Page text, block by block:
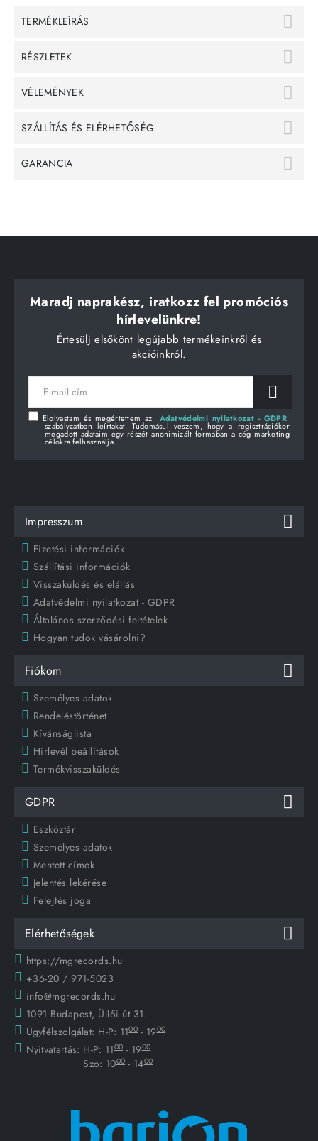
TERMÉKLEÍRÁS
RÉSZLETEK
VÉLEMÉNYEK
SZÁLLÍTÁS ÉS ELÉRHETŐSÉG
GARANCIA
Maradj naprakész, iratkozz fel promóciós
hírlevelünkre!
Értesülj elsőkönt legújabb termékeinkről és
akcióinkról.
E-
mail
Elolvastam és megértettem az Adatvédelmi nyilatkozat - GDPR
szabályzatban leírtakat. Tudomásul veszem, hogy a regisztrációkor
megadott adataim egy részét anonimizált formában a cég marketing
célokra felhasználja.
Impresszum
Fizetési információk
Szállítási információk
Visszaküldés és elállás
Adatvédelmi nyilatkozat - GDPR
Általános szerződési feltételek
Hogyan tudok vásárolni?
Fiókom
Személyes adatok
Rendeléstörténet
Kívánságlista
Hírlevél beállítások
Termékvisszaküldés
GDPR
Eszköztár
Személyes adatok
Mentett címek
Jelentés lekérése
Felejtés joga
Elérhetőségek
https://mgrecords.hu
+36-20 / 971-5023
info@mgrecords.hu
1091 Budapest, Üllői út 31.
Ügyfélszolgálat: H-P: 1100 - 1900
Nyitvatartás: H-P: 1100 - 1900
Szo: 1000 - 1400